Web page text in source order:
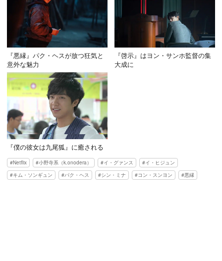
『悪縁』パク・ヘスが放つ狂気と
意外な魅力
『啓示』はヨン・サンホ監督の集
大成に
『僕の彼女は九尾狐』に癒される
Netflix 小野寺系（k.onodera） イ・グァンス
イ・ヒジュン
キム・ソンギュン
パク・ヘス シン・ミナ コン・スンヨン 悪縁